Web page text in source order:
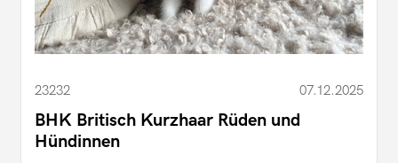
23232 07.12.2025
BHK Britisch Kurzhaar Rüden und
Hündinnen